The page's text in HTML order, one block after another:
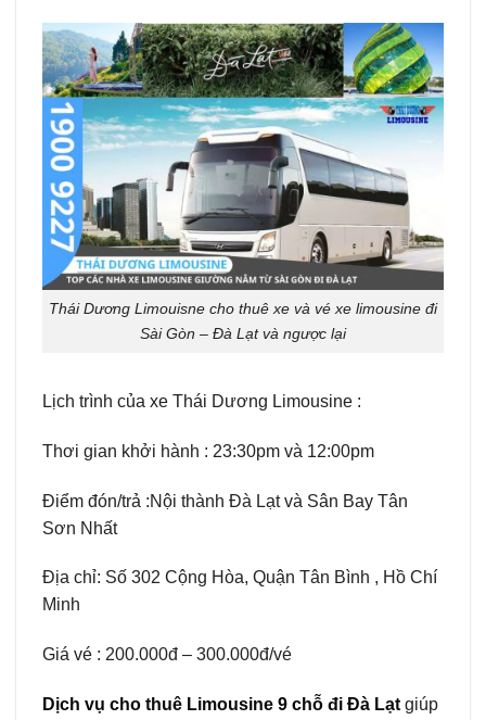
Thái Dương Limouisne cho thuê xe và vé xe limousine đi
Sài Gòn – Đà Lạt và ngược lại
Lịch trình của xe Thái Dương Limousine :
Thơi gian khởi hành : 23:30pm và 12:00pm
Điểm đón/trả :Nội thành Đà Lạt và Sân Bay Tân
Sơn Nhất
Địa chỉ: Số 302 Cộng Hòa, Quận Tân Bình , Hồ Chí
Minh
Giá vé : 200.000đ – 300.000đ/vé
Dịch vụ cho thuê Limousine 9 chỗ đi Đà Lạt giúp